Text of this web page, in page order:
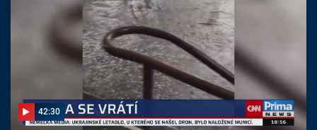
42:30